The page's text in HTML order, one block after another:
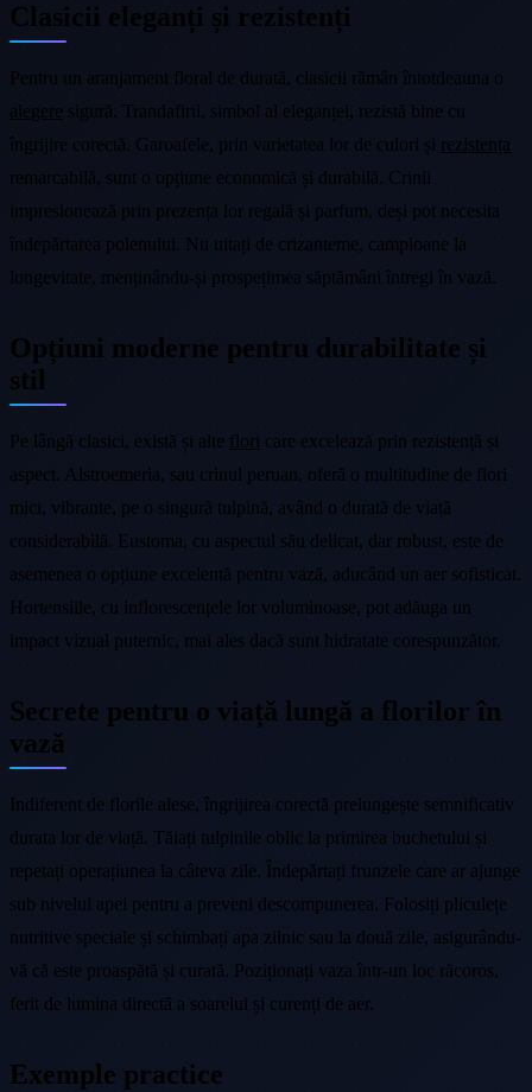
Clasicii eleganți și rezistenți
Pentru un aranjament floral de durată, clasicii rămân întotdeauna o
alegere sigură. Trandafirii, simbol al eleganței, rezistă bine cu
îngrijire corectă. Garoafele, prin varietatea lor de culori și rezistența
remarcabilă, sunt o opțiune economică și durabilă. Crinii
impresionează prin prezența lor regală și parfum, deși pot necesita
îndepărtarea polenului. Nu uitați de crizanteme, campioane la
longevitate, menținându-și prospețimea săptămâni întregi în vază.
Opțiuni moderne pentru durabilitate și
stil
Pe lângă clasici, există și alte flori care excelează prin rezistență și
aspect. Alstroemeria, sau crinul peruan, oferă o multitudine de flori
mici, vibrante, pe o singură tulpină, având o durată de viață
considerabilă. Eustoma, cu aspectul său delicat, dar robust, este de
asemenea o opțiune excelentă pentru vază, aducând un aer sofisticat.
Hortensiile, cu inflorescențele lor voluminoase, pot adăuga un
impact vizual puternic, mai ales dacă sunt hidratate corespunzător.
Secrete pentru o viață lungă a florilor în
vază
Indiferent de florile alese, îngrijirea corectă prelungește semnificativ
durata lor de viață. Tăiați tulpinile oblic la primirea buchetului și
repetați operațiunea la câteva zile. Îndepărtați frunzele care ar ajunge
sub nivelul apei pentru a preveni descompunerea. Folosiți pliculețe
nutritive speciale și schimbați apa zilnic sau la două zile, asigurându-
vă că este proaspătă și curată. Poziționați vaza într-un loc răcoros,
ferit de lumina directă a soarelui și curenți de aer.
Exemple practice